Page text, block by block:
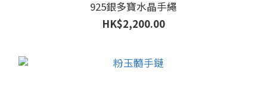
925銀多寶水晶手繩
HK$2,200.00